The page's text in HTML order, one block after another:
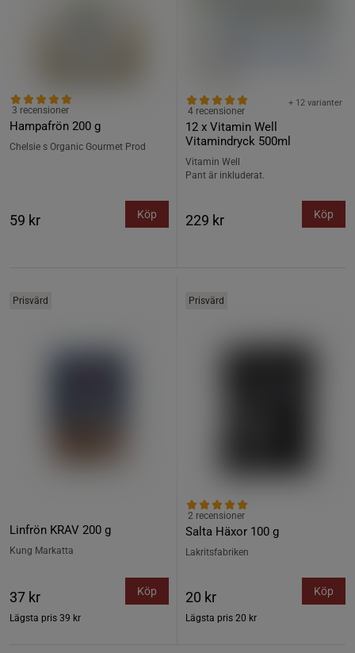
Hampafrön 200 g
3 recensioner
Chelsie s Organic Gourmet Prod
59 kr Köp
12 x Vitamin Well
Vitamindryck 500ml
+ 12 varianter
4 recensioner
Vitamin Well
Pant är inkluderat.
229 kr Köp
Prisvärd
Linfrön KRAV 200 g
Kung Markatta
37 kr
Lägsta pris 39 kr
Köp
Prisvärd
Salta Häxor 100 g
2 recensioner
Lakritsfabriken
20 kr
Lägsta pris 20 kr
Köp